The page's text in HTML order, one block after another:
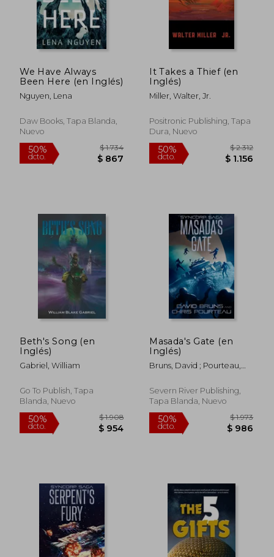
50% 50%
We Have Always
Been Here (en Inglés)
Nguyen, Lena
Daw Books, Tapa Blanda,
Nuevo
50%
dcto.
It Takes a Thief (en
Inglés)
Miller, Walter, Jr.
Positronic Publishing, Tapa
Dura, Nuevo
50%
dcto.
Beth's Song (en
Inglés)
Gabriel, William
Go To Publish, Tapa
Blanda, Nuevo
Masada's Gate (en
Inglés)
Bruns, David ; Pourteau,
Severn River Publishing,
Tapa Blanda, Nuevo